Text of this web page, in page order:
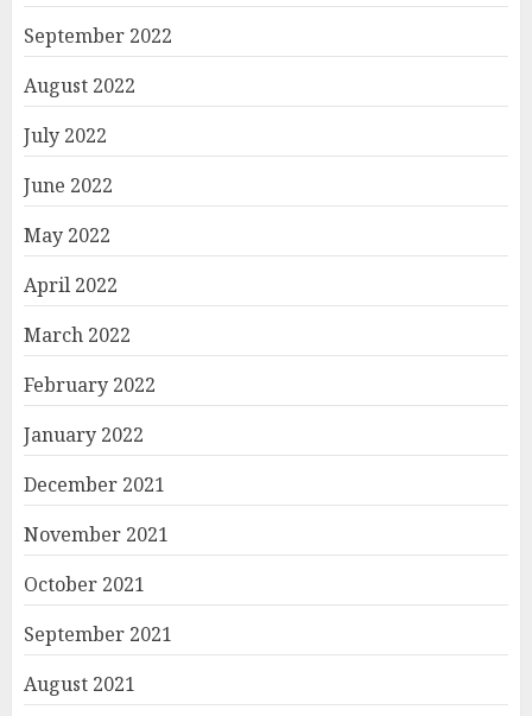
September 2022
August 2022
July 2022
June 2022
May 2022
April 2022
March 2022
February 2022
January 2022
December 2021
November 2021
October 2021
September 2021
August 2021